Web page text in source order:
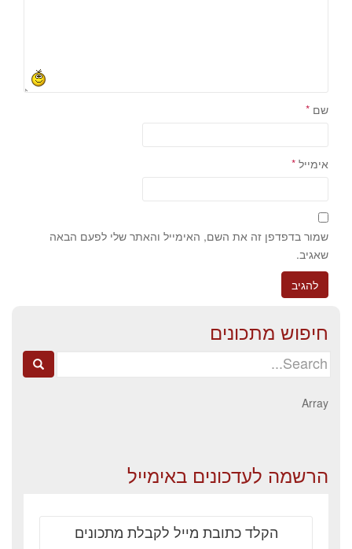
שם *
אימייל *
שמור בדפדפן זה את השם, האימייל והאתר שלי לפעם הבאה
שאגיב.
חיפוש מתכונים
Search
Array
הרשמה לעדכונים באימייל